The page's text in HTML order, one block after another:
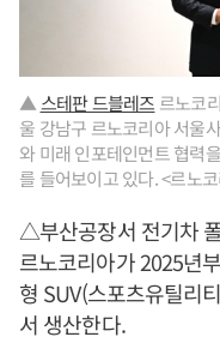
▲스테판 드블레즈 르노코
울 강남구 르노코리아 서울
와 미래 인포테인먼트 협력
를 들어보이고 있다. <르노
△부산공장서 전기차
르노코리아가 2025년
형 SUV(스포츠유틸리
서 생산한다.